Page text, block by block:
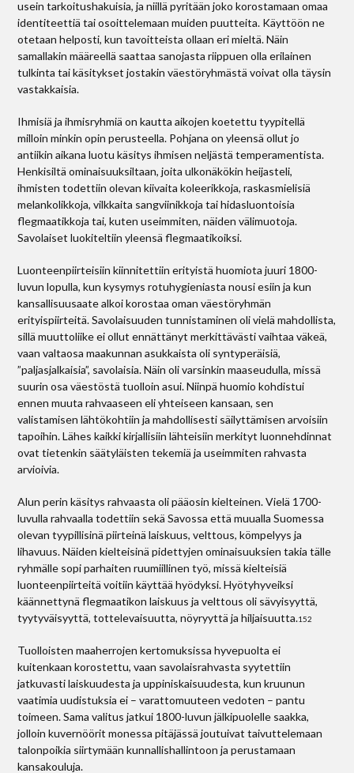
usein tarkoitushakuisia, ja niillä pyritään joko korostamaan omaa
identiteettiä tai osoittelemaan muiden puutteita. Käyttöön ne
otetaan helposti, kun tavoitteista ollaan eri mieltä. Näin
samallakin määreellä saattaa sanojasta riippuen olla erilainen
tulkinta tai käsitykset jostakin väestöryhmästä voivat olla täysin
vastakkaisia.
Ihmisiä ja ihmisryhmiä on kautta aikojen koetettu tyypitellä
milloin minkin opin perusteella. Pohjana on yleensä ollut jo
antiikin aikana luotu käsitys ihmisen neljästä temperamentista.
Henkisiltä ominaisuuksiltaan, joita ulkonäkökin heijasteli,
ihmisten todettiin olevan kiivaita koleerikkoja, raskasmielisiä
melankolikkoja, vilkkaita sangviinikkoja tai hidasluontoisia
flegmaatikkoja tai, kuten useimmiten, näiden välimuotoja.
Savolaiset luokiteltiin yleensä flegmaatikoiksi.
Luonteenpiirteisiin kiinnitettiin erityistä huomiota juuri 1800-
luvun lopulla, kun kysymys rotuhygieniasta nousi esiin ja kun
kansallisuus­aate alkoi korostaa oman väestöryhmän
erityispiirteitä. Savolaisuuden tunnistaminen oli vielä mahdollista,
sillä muuttoliike ei ollut ennättänyt merkittävästi vaihtaa väkeä,
vaan valtaosa maakunnan asukkaista oli syntyperäisiä,
”paljasjalkaisia”, savolaisia. Näin oli varsinkin maaseudulla, missä
suurin osa väestöstä tuolloin asui. Niinpä huomio kohdistui
ennen muuta rahvaaseen eli yhteiseen kansaan, sen
valistamisen lähtökohtiin ja mahdollisesti säilyttämisen arvoisiin
tapoihin. Lähes kaikki kirjallisiin lähteisiin merkityt luonnehdinnat
ovat tietenkin säätyläisten tekemiä ja useimmiten rahvasta
arvioivia.
Alun perin käsitys rahvaasta oli pääosin kielteinen. Vielä 1700-
luvulla rahvaalla todettiin sekä Savossa että muualla Suomessa
olevan tyypillisinä piirteinä laiskuus, velttous, kömpelyys ja
lihavuus. Näiden kielteisinä pidettyjen ominaisuuksien takia tälle
ryhmälle sopi parhaiten ruumiillinen työ, missä kielteisiä
luonteenpiirteitä voitiin käyttää hyödyksi. Hyötyhyveiksi
käännettynä flegmaatikon laiskuus ja velttous oli sävyisyyttä,
tyytyväisyyttä, tottelevaisuutta, nöyryyttä ja hiljaisuutta.152
Tuolloisten maaherrojen kertomuksissa hyvepuolta ei
kuitenkaan korostettu, vaan savolaisrahvasta syytettiin
jatkuvasti laiskuudesta ja uppiniskaisuudesta, kun kruunun
vaatimia uudistuksia ei – varattomuuteen vedoten – pantu
toimeen. Sama valitus jatkui 1800-luvun jälkipuolelle saakka,
jolloin kuvernöörit monessa pitäjässä joutuivat taivuttelemaan
talonpoikia siirtymään kunnallishallintoon ja perustamaan
kansakouluja.